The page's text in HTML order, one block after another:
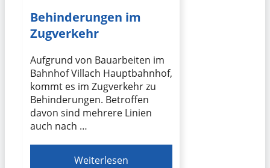
Behinderungen im
Zugverkehr
Aufgrund von Bauarbeiten im
Bahnhof Villach Hauptbahnhof,
kommt es im Zugverkehr zu
Behinderungen. Betroffen
davon sind mehrere Linien
auch nach …
Weiterlesen